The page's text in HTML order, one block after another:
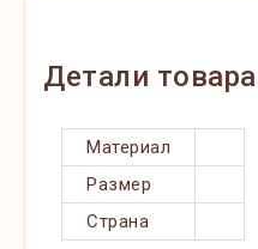
Детали товара
Материал
Размер
Страна